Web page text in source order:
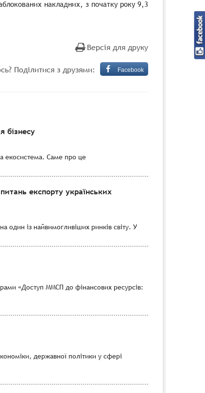
накладних, з початку року 9,3
Версія для друку
Поділитися з друзями: Facebook
бізнесу
екосистема. Саме про це
експорту українських
один із найвимогливіших ринків світу. У
«Доступ ММСП до фінансових ресурсів:
державної політики у сфері